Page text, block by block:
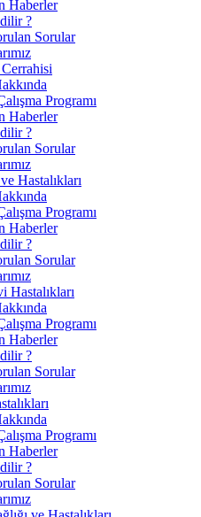
Haberler
?
Sorular
Programı
Haberler
?
Sorular
Hastalıkları
Programı
Haberler
?
Sorular
Hastalıkları
Programı
Haberler
?
Sorular
Programı
Haberler
?
Sorular